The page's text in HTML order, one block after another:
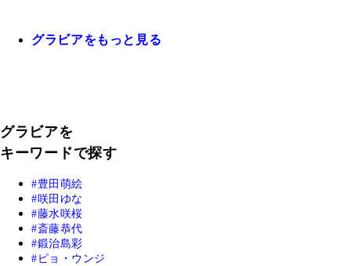
グラビアをもっと見る
グラビアを
キーワードで探す
豊田萌絵
咲田ゆな
藤水咲桜
斎藤恭代
鍛治島彩
ピョ・ウンジ